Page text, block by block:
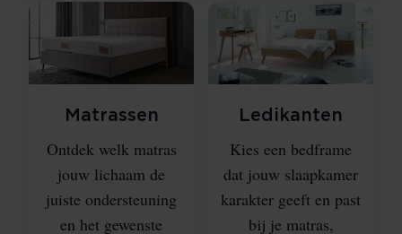
Matrassen
Ontdek welk matras
jouw lichaam de
juiste ondersteuning
en het gewenste
Ledikanten
Kies een bedframe
dat jouw slaapkamer
karakter geeft en past
bij je matras,